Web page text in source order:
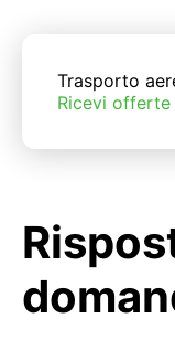
Trasporto
Ricevi offerte